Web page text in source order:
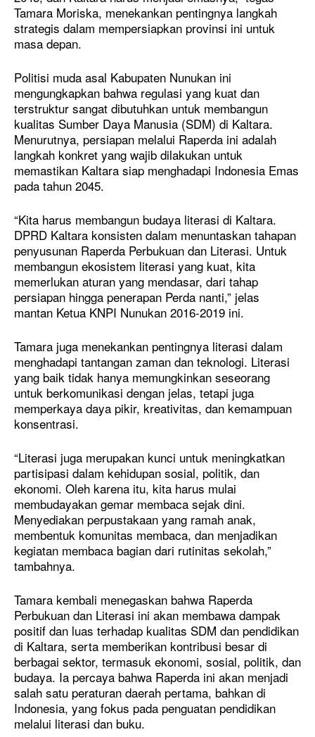
Tamara Moriska, menekankan pentingnya langkah
strategis dalam mempersiapkan provinsi ini untuk
masa depan.
Politisi muda asal Kabupaten Nunukan ini
mengungkapkan bahwa regulasi yang kuat dan
terstruktur sangat dibutuhkan untuk membangun
kualitas Sumber Daya Manusia (SDM) di Kaltara.
Menurutnya, persiapan melalui Raperda ini adalah
langkah konkret yang wajib dilakukan untuk
memastikan Kaltara siap menghadapi Indonesia Emas
pada tahun 2045.
“Kita harus membangun budaya literasi di Kaltara.
DPRD Kaltara konsisten dalam menuntaskan tahapan
penyusunan Raperda Perbukuan dan Literasi. Untuk
membangun ekosistem literasi yang kuat, kita
memerlukan aturan yang mendasar, dari tahap
persiapan hingga penerapan Perda nanti,” jelas
mantan Ketua KNPI Nunukan 2016-2019 ini.
Tamara juga menekankan pentingnya literasi dalam
menghadapi tantangan zaman dan teknologi. Literasi
yang baik tidak hanya memungkinkan seseorang
untuk berkomunikasi dengan jelas, tetapi juga
memperkaya daya pikir, kreativitas, dan kemampuan
konsentrasi.
“Literasi juga merupakan kunci untuk meningkatkan
partisipasi dalam kehidupan sosial, politik, dan
ekonomi. Oleh karena itu, kita harus mulai
membudayakan gemar membaca sejak dini.
Menyediakan perpustakaan yang ramah anak,
membentuk komunitas membaca, dan menjadikan
kegiatan membaca bagian dari rutinitas sekolah,”
tambahnya.
Tamara kembali menegaskan bahwa Raperda
Perbukuan dan Literasi ini akan membawa dampak
positif dan luas terhadap kualitas SDM dan pendidikan
di Kaltara, serta memberikan kontribusi besar di
berbagai sektor, termasuk ekonomi, sosial, politik, dan
budaya. Ia percaya bahwa Raperda ini akan menjadi
salah satu peraturan daerah pertama, bahkan di
Indonesia, yang fokus pada penguatan pendidikan
melalui literasi dan buku.